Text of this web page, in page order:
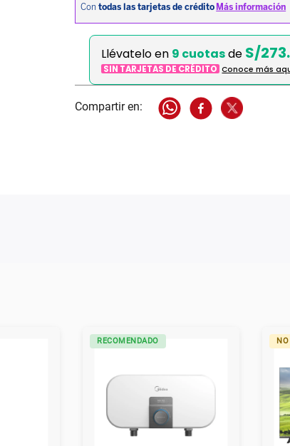
Llévatelo en 9 cuotasde S/
SIN TARJETAS DE CRÉDITO Conoce más
NO TE PIERDAS